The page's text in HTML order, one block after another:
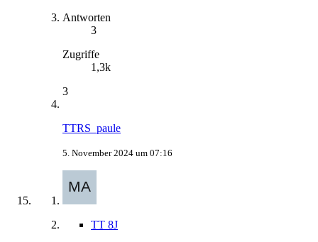
Antworten
3
Zugriffe
1,3k
3
TTRS_paule
5. November 2024 um 07:16
TT 8J